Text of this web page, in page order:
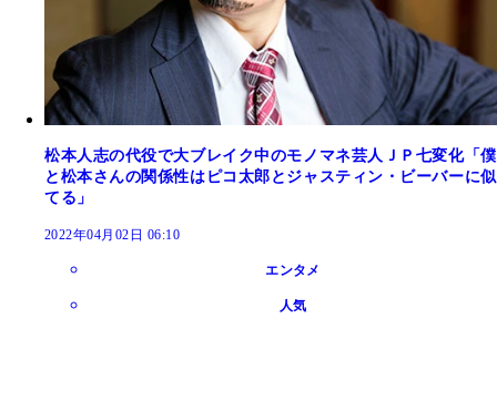
松本人志の代役で大ブレイク中のモノマネ芸人ＪＰ七変化「僕
と松本さんの関係性はピコ太郎とジャスティン・ビーバーに似
てる」
2022年04月02日 06:10
エンタメ
人気